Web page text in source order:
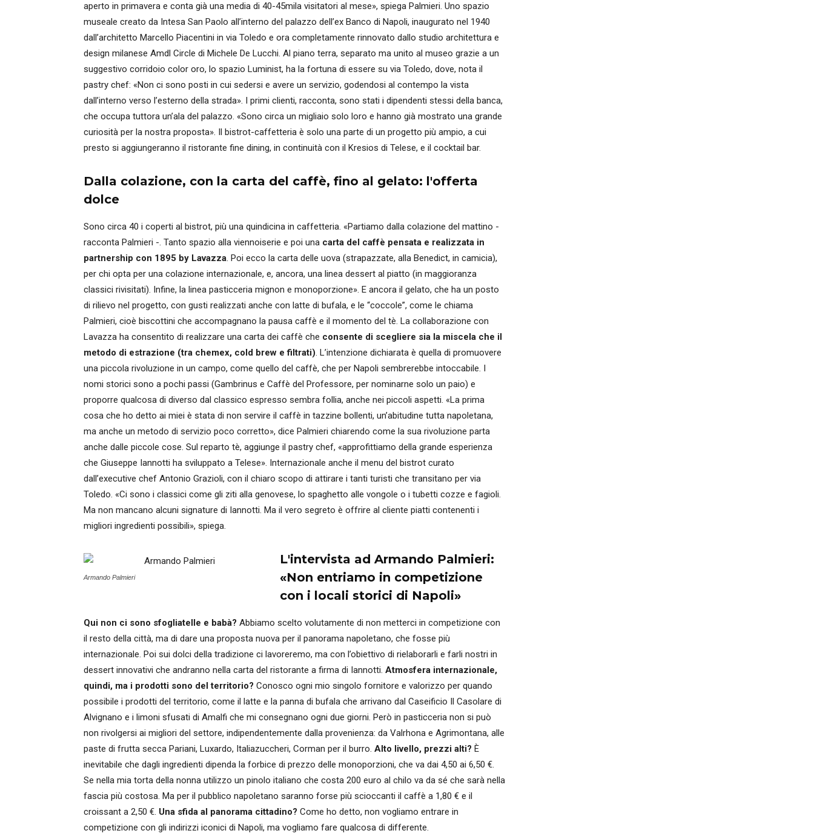
aperto in primavera e conta già una media di 40-45mila visitatori al mese», spiega Palmieri. Uno spazio
museale creato da Intesa San Paolo all’interno del palazzo dell’ex Banco di Napoli, inaugurato nel 1940
dall’architetto Marcello Piacentini in via Toledo e ora completamente rinnovato dallo studio architettura e
design milanese Amdl Circle di Michele De Lucchi. Al piano terra, separato ma unito al museo grazie a un
suggestivo corridoio color oro, lo spazio Luminist, ha la fortuna di essere su via Toledo, dove, nota il
pastry chef: «Non ci sono posti in cui sedersi e avere un servizio, godendosi al contempo la vista
dall’interno verso l’esterno della strada». I primi clienti, racconta, sono stati i dipendenti stessi della banca,
che occupa tuttora un’ala del palazzo. «Sono circa un migliaio solo loro e hanno già mostrato una grande
curiosità per la nostra proposta». Il bistrot-caffetteria è solo una parte di un progetto più ampio, a cui
presto si aggiungeranno il ristorante fine dining, in continuità con il Kresios di Telese, e il cocktail bar.
Dalla colazione, con la carta del caffè, fino al gelato: l'offerta
dolce
Sono circa 40 i coperti al bistrot, più una quindicina in caffetteria. «Partiamo dalla colazione del mattino -
racconta Palmieri -. Tanto spazio alla viennoiserie e poi una carta del caffè pensata e realizzata in
partnership con 1895 by Lavazza. Poi ecco la carta delle uova (strapazzate, alla Benedict, in camicia),
per chi opta per una colazione internazionale, e, ancora, una linea dessert al piatto (in maggioranza
classici rivisitati). Infine, la linea pasticceria mignon e monoporzione». E ancora il gelato, che ha un posto
di rilievo nel progetto, con gusti realizzati anche con latte di bufala, e le “coccole”, come le chiama
Palmieri, cioè biscottini che accompagnano la pausa caffè e il momento del tè. La collaborazione con
Lavazza ha consentito di realizzare una carta dei caffè che consente di scegliere sia la miscela che il
metodo di estrazione (tra chemex, cold brew e filtrati). L’intenzione dichiarata è quella di promuovere
una piccola rivoluzione in un campo, come quello del caffè, che per Napoli sembrerebbe intoccabile. I
nomi storici sono a pochi passi (Gambrinus e Caffè del Professore, per nominarne solo un paio) e
proporre qualcosa di diverso dal classico espresso sembra follia, anche nei piccoli aspetti. «La prima
cosa che ho detto ai miei è stata di non servire il caffè in tazzine bollenti, un’abitudine tutta napoletana,
ma anche un metodo di servizio poco corretto», dice Palmieri chiarendo come la sua rivoluzione parta
anche dalle piccole cose. Sul reparto tè, aggiunge il pastry chef, «approfittiamo della grande esperienza
che Giuseppe Iannotti ha sviluppato a Telese». Internazionale anche il menu del bistrot curato
dall’executive chef Antonio Grazioli, con il chiaro scopo di attirare i tanti turisti che transitano per via
Toledo. «Ci sono i classici come gli ziti alla genovese, lo spaghetto alle vongole o i tubetti cozze e fagioli.
Ma non mancano alcuni signature di Iannotti. Ma il vero segreto è offrire al cliente piatti contenenti i
migliori ingredienti possibili», spiega.
Armando Palmieri
L'intervista ad Armando Palmieri:
«Non entriamo in competizione
con i locali storici di Napoli»
Qui non ci sono sfogliatelle e babà? Abbiamo scelto volutamente di non metterci in competizione con
il resto della città, ma di dare una proposta nuova per il panorama napoletano, che fosse più
internazionale. Poi sui dolci della tradizione ci lavoreremo, ma con l’obiettivo di rielaborarli e farli nostri in
dessert innovativi che andranno nella carta del ristorante a firma di Iannotti. Atmosfera internazionale,
quindi, ma i prodotti sono del territorio? Conosco ogni mio singolo fornitore e valorizzo per quando
possibile i prodotti del territorio, come il latte e la panna di bufala che arrivano dal Caseificio Il Casolare di
Alvignano e i limoni sfusati di Amalfi che mi consegnano ogni due giorni. Però in pasticceria non si può
non rivolgersi ai migliori del settore, indipendentemente dalla provenienza: da Valrhona e Agrimontana, alle
paste di frutta secca Pariani, Luxardo, Italiazuccheri, Corman per il burro. Alto livello, prezzi alti? È
inevitabile che dagli ingredienti dipenda la forbice di prezzo delle monoporzioni, che va dai 4,50 ai 6,50 €.
Se nella mia torta della nonna utilizzo un pinolo italiano che costa 200 euro al chilo va da sé che sarà nella
fascia più costosa. Ma per il pubblico napoletano saranno forse più scioccanti il caffè a 1,80 € e il
croissant a 2,50 €. Una sfida al panorama cittadino? Come ho detto, non vogliamo entrare in
competizione con gli indirizzi iconici di Napoli, ma vogliamo fare qualcosa di differente.